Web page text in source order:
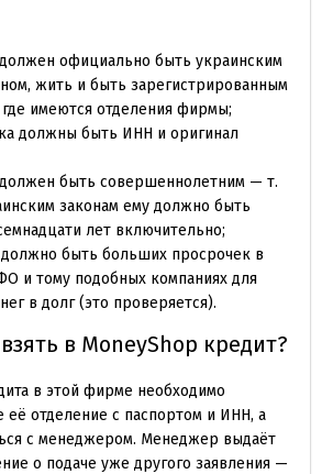
официально быть украинским
жить и быть зарегистрированным
где имеются отделения фирмы;
должны быть ИНН и оригинал
быть совершеннолетним — т.
законам ему должно быть
лет включительно;
должно быть больших просрочек в
и тому подобных компаниях для
в долг (это проверяется).
в MoneyShop кредит?
в этой фирме необходимо
её отделение с паспортом и ИНН, а
с менеджером. Менеджер выдаёт
о подаче уже другого заявления —